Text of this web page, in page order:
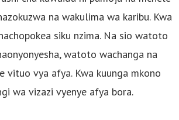
na wakulima wa karibu. Kwa
siku nzima. Na sio watoto
watoto wachanga na
vituo vya afya. Kwa kuunga mkono
wa vizazi vyenye afya bora.